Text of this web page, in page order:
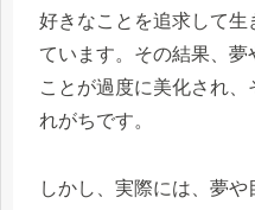
好きなことを追求して
ています。その結果、
ことが過度に美化され
れがちです。
しかし、実際には、夢